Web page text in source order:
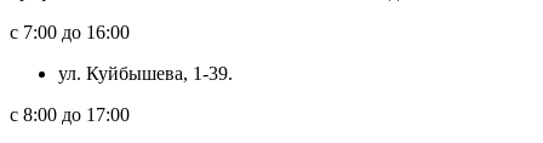
с 7:00 до 16:00
ул. Куйбышева, 1-39.
с 8:00 до 17:00